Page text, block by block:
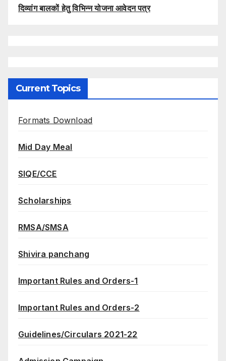
दिव्यांग बालकों हेतु विभिन्न योजना आवेदन पत्र
Current Topics
Formats Download
Mid Day Meal
SIQE/CCE
Scholarships
RMSA/SMSA
Shivira panchang
Important Rules and Orders-1
Important Rules and Orders-2
Guidelines/Circulars 2021-22